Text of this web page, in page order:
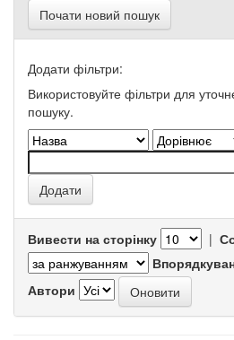
Почати новий пошук
Додати фільтри:
Використовуйте фільтри для
пошуку.
Вивести на сторінку |
Автори